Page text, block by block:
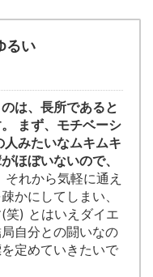
るい
は、長所であると
まず、モチベーシ
人みたいなムキムキ
ほぼいないので、
それから気軽に通え
かにしてしまい、
笑) とはいえダイエ
自分との闘いなの
定めていきたいで